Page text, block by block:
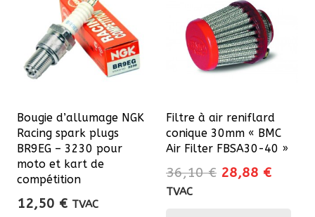
Bougie d’allumage NGK
Racing spark plugs
BR9EG – 3230 pour
moto et kart de
compétition
12,50 € TVAC
Filtre à air reniflard
conique 30mm « BMC
Air Filter FBSA30-40 »
36,10€ Le
28,88 €Le
TVAC